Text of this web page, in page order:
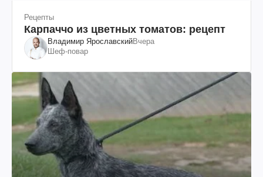
Рецепты
Карпаччо из цветных томатов: рецепт
Владимир ЯрославскийВчера
Шеф-повар